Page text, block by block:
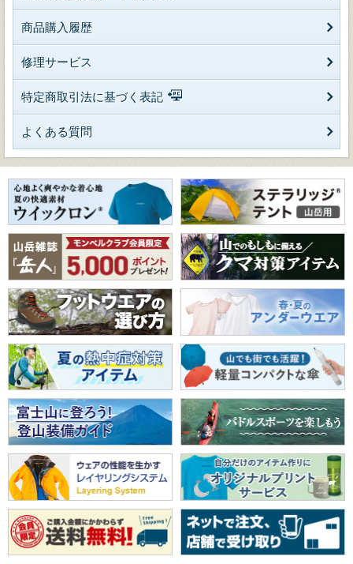
商品購入履歴
修理サービス
特定商取引法に基づく表記
よくある質問